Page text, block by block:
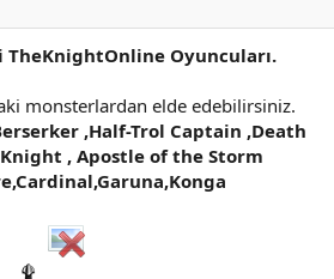
TheKnightOnline Oyuncuları.
monsterlardan elde edebilirsiniz.
,Half-Trol Captain ,Death
, Apostle of the Storm